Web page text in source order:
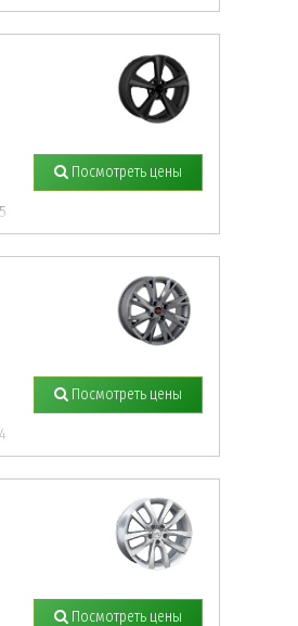
5
Посмотреть цены
4
Посмотреть цены
Посмотреть цены